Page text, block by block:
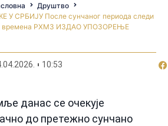
Друштво
СРБИЈУ После сунчаног периода следи
времена РХМЗ ИЗДАО УПОЗОРЕЊЕ
10:53
данас се очекује
до претежно сунчано